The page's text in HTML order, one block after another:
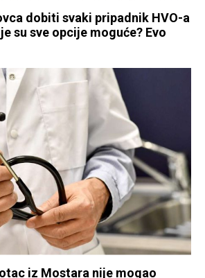
dobiti svaki pripadnik HVO-a
su sve opcije moguće? Evo
iz Mostara nije mogao